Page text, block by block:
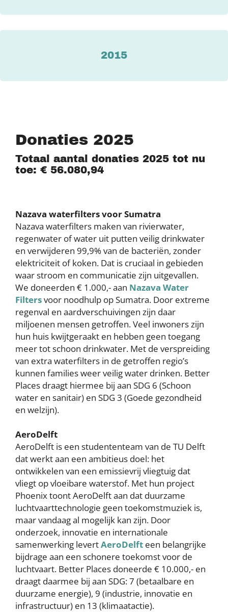
2015
Donaties 2025
Totaal aantal donaties 2025 tot nu
toe: € 56.080,94
Nazava waterfilters voor Sumatra
Nazava waterfilters maken van rivierwater,
regenwater of water uit putten veilig drinkwater
en verwijderen 99,9% van de bacteriën, zonder
elektriciteit of koken. Dat is cruciaal in gebieden
waar stroom en communicatie zijn uitgevallen.
We doneerden € 1.000,- aan Nazava Water
Filtersvoor noodhulp op Sumatra. Door extreme
regenval en aardverschuivingen zijn daar
miljoenen mensen getroffen. Veel inwoners zijn
hun huis kwijtgeraakt en hebben geen toegang
meer tot schoon drinkwater. Met de verspreiding
van extra waterfilters in de getroffen regio’s
kunnen families weer veilig water drinken. Better
Places draagt hiermee bij aan SDG 6 (Schoon
water en sanitair) en SDG 3 (Goede gezondheid
en welzijn).
AeroDelft
AeroDelft is een studententeam van de TU Delft
dat werkt aan een ambitieus doel: het
ontwikkelen van een emissievrij vliegtuig dat
vliegt op vloeibare waterstof. Met hun project
Phoenix toont AeroDelft aan dat duurzame
luchtvaarttechnologie geen toekomstmuziek is,
maar vandaag al mogelijk kan zijn. Door
onderzoek, innovatie en internationale
samenwerking levertAeroDelft een belangrijke
bijdrage aan een schonere toekomst voor de
luchtvaart. Better Places doneerde € 10.000,- en
draagt daarmee bij aan SDG: 7 (betaalbare en
duurzame energie), 9 (industrie, innovatie en
infrastructuur) en 13 (klimaatactie).